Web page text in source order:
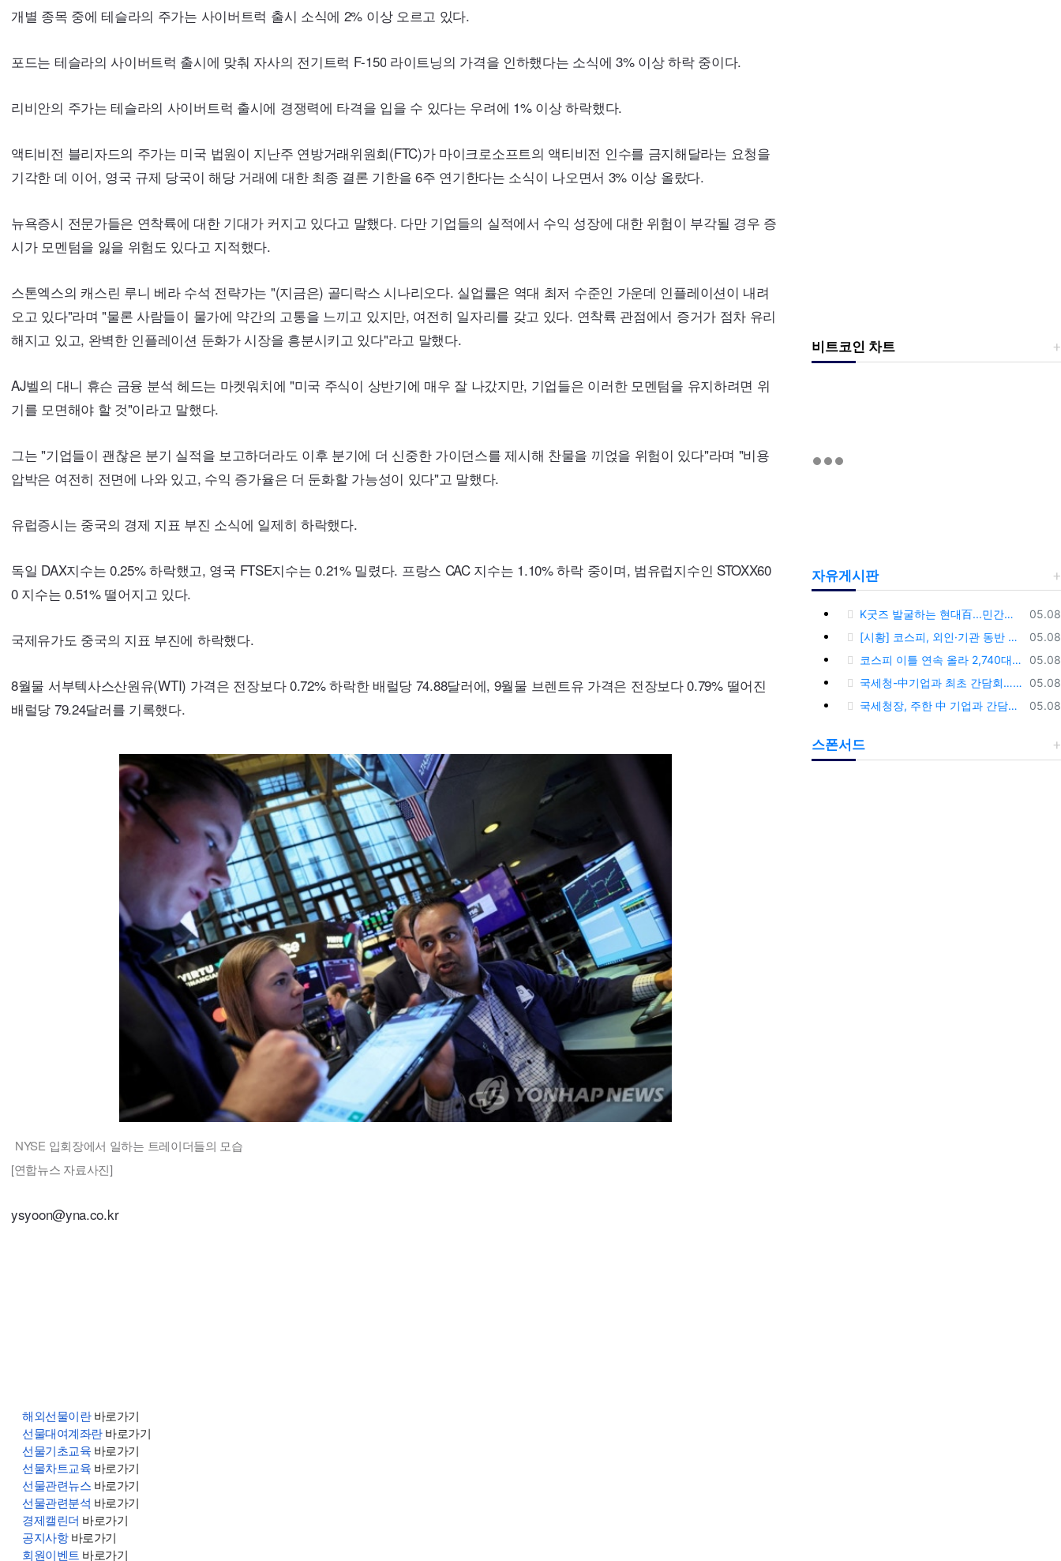
개별 종목 중에 테슬라의 주가는 사이버트럭 출시 소식에 2% 이상 오르고 있다.
포드는 테슬라의 사이버트럭 출시에 맞춰 자사의 전기트럭 F-150 라이트닝의 가격을 인하했다는 소식에 3% 이상 하락 중이다.
리비안의 주가는 테슬라의 사이버트럭 출시에 경쟁력에 타격을 입을 수 있다는 우려에 1% 이상 하락했다.
액티비전 블리자드의 주가는 미국 법원이 지난주 연방거래위원회(FTC)가 마이크로소프트의 액티비전 인수를 금지해달라는 요청을
기각한 데 이어, 영국 규제 당국이 해당 거래에 대한 최종 결론 기한을 6주 연기한다는 소식이 나오면서 3% 이상 올랐다.
뉴욕증시 전문가들은 연착륙에 대한 기대가 커지고 있다고 말했다. 다만 기업들의 실적에서 수익 성장에 대한 위험이 부각될 경우 증
시가 모멘텀을 잃을 위험도 있다고 지적했다.
스톤엑스의 캐스린 루니 베라 수석 전략가는 "(지금은) 골디락스 시나리오다. 실업률은 역대 최저 수준인 가운데 인플레이션이 내려
오고 있다"라며 "물론 사람들이 물가에 약간의 고통을 느끼고 있지만, 여전히 일자리를 갖고 있다. 연착륙 관점에서 증거가 점차 유리
해지고 있고, 완벽한 인플레이션 둔화가 시장을 흥분시키고 있다"라고 말했다.
AJ벨의 대니 휴슨 금융 분석 헤드는 마켓워치에 "미국 주식이 상반기에 매우 잘 나갔지만, 기업들은 이러한 모멘텀을 유지하려면 위
기를 모면해야 할 것"이라고 말했다.
그는 "기업들이 괜찮은 분기 실적을 보고하더라도 이후 분기에 더 신중한 가이던스를 제시해 찬물을 끼얹을 위험이 있다"라며 "비용
압박은 여전히 전면에 나와 있고, 수익 증가율은 더 둔화할 가능성이 있다"고 말했다.
유럽증시는 중국의 경제 지표 부진 소식에 일제히 하락했다.
독일 DAX지수는 0.25% 하락했고, 영국 FTSE지수는 0.21% 밀렸다. 프랑스 CAC지수는 1.10% 하락 중이며, 범유럽지수인 STOXX60
0지수는 0.51% 떨어지고 있다.
국제유가도 중국의 지표 부진에 하락했다.
8월물 서부텍사스산원유(WTI) 가격은 전장보다 0.72% 하락한 배럴당 74.88달러에, 9월물 브렌트유 가격은 전장보다 0.79% 떨어진
배럴당 79.24달러를 기록했다.
NYSE 입회장에서 일하는 트레이더들의 모습
[연합뉴스 자료사진]
ysyoon@yna.co.kr
해외선물이란바로가기
선물대여계좌란바로가기
선물기초교육 바로가기
선물차트교육 바로가기
선물관련뉴스 바로가기
선물관련분석 바로가기
경제캘린더 바로가기
공지사항바로가기
회원이벤트 바로가기
비트코인 차트
자유게시판
등록일
05.08
K굿즈 발굴하는 현대百...민간기업 최초 ‘대한민국 관광공모전’ 후원
등록일
05.08
[시황] 코스피, 외인·기관 동반 매수에 연이틀 상승…2745.05 마감
등록일
05.08
코스피 이틀 연속 올라 2,740대 회복…코스닥은 강보합(종합)
등록일
05.08
국세청-中기업과 최초 간담회…외국기업 세제혜택 등 논의
등록일
05.08
국세청장, 주한 中 기업과 간담회…“차별없는 공정과세 약속”
스폰서드